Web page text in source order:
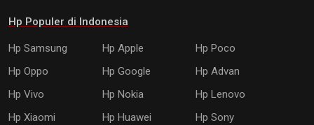
Hp Populer di Indonesia
Hp Samsung Hp Apple
Hp Poco
Hp Oppo
Hp Google
Hp Advan
Hp Vivo
Hp Nokia
Hp Lenovo
Hp Xiaomi
Hp Huawei
Hp Sony